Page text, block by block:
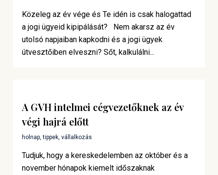
Közeleg az év vége és Te idén is csak halogattad
a jogi ügyeid kipipálását? Nem akarsz az év
utolsó napjaiban kapkodni és a jogi ügyek
útvesztőiben elveszni? Sőt, kalkulálni...
A GVH intelmei cégvezetőknek az év
végi hajrá előtt
holnap,tippek, vállalkozás
Tudjuk, hogy a kereskedelemben az október és a
november hónapok kiemelt időszaknak